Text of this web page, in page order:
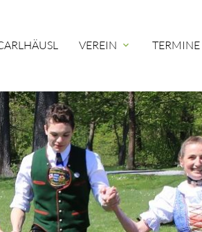
VEREIN expand_more TERMINE